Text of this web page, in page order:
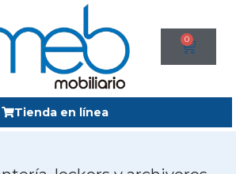
0
Tienda en línea